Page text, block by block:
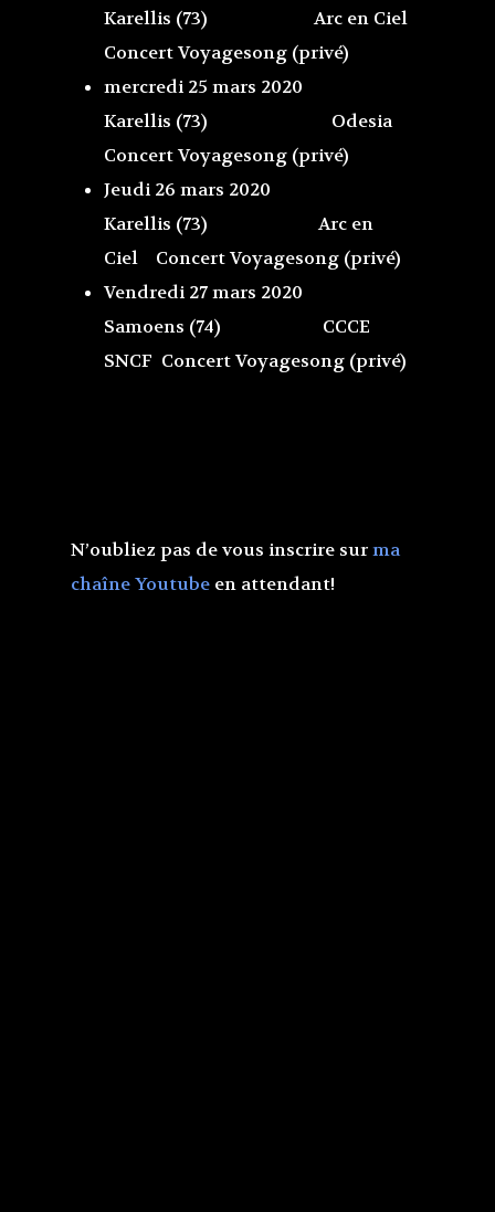
Karellis (73) Arc en Ciel
Concert Voyagesong (privé)
mercredi 25 mars 2020
Karellis (73) Odesia
Concert Voyagesong (privé)
Jeudi 26 mars 2020
Karellis (73) Arc en
Ciel Concert Voyagesong (privé)
Vendredi 27 mars 2020
Samoens (74) CCCE
SNCF Concert Voyagesong (privé)
N’oubliez pas de vous inscrire surma
chaîne Youtube en attendant!
Accueil
Quelques mots en
Discographie